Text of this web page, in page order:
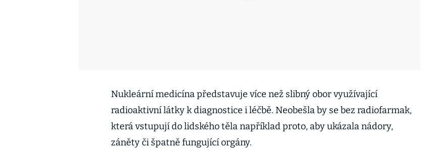
Nukleární medicína představuje více než slibný obor využívající
radioaktivní látky k diagnostice i léčbě. Neobešla by se bez radiofarmak,
která vstupují do lidského těla například proto, aby ukázala nádory,
záněty či špatně fungující orgány.